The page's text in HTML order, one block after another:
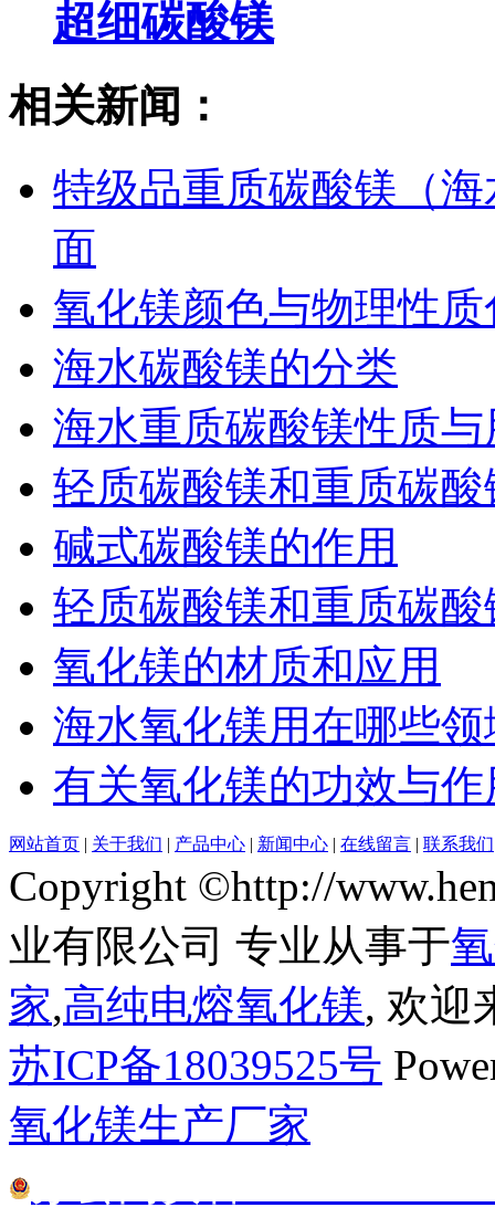
超细碳酸镁
相关新闻：
特级品重质碳酸镁（
面
氧化镁颜色与物理性
海水碳酸镁的分类
海水重质碳酸镁性质与
轻质碳酸镁和重质碳
碱式碳酸镁的作用
轻质碳酸镁和重质碳
氧化镁的材质和应用
海水氧化镁用在哪些领
有关氧化镁的功效与作
网站首页 | 关于我们 | 产品中心 | 新闻中心 | 在线留言 | 联系我们
Copyright ©http://
业有限公司 专业从事于
家,高纯电熔氧化镁, 欢迎
苏ICP备18039525号
氧化镁生产厂家